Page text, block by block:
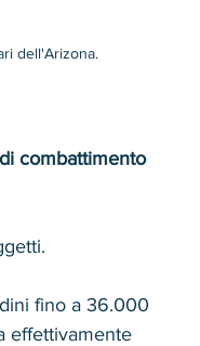
dell'Arizona.
combattimento
fino a 36.000
effettivamente